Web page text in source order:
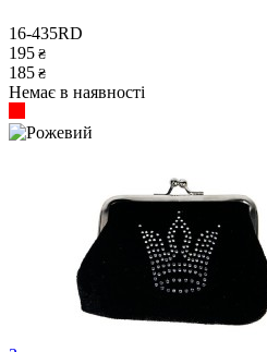
16-435RD
195 ₴
185 ₴
Немає в наявності